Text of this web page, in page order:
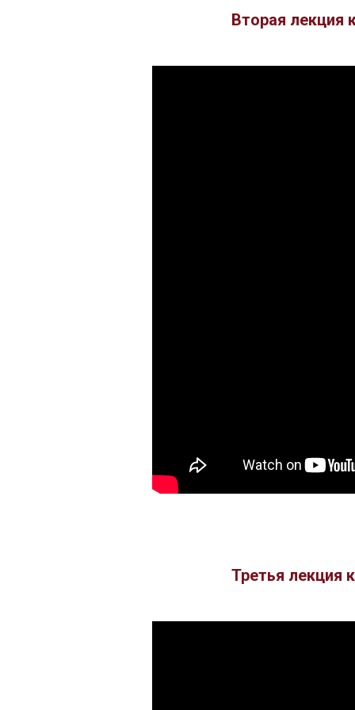
Вторая лекция
Третья лекция